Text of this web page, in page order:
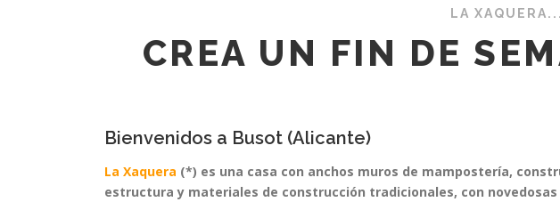
LA
CREA UN FIN DE
Bienvenidos a Busot (Alicante)
La Xaquera (*) es una casa con anchos muros de mampostería,
estructura y materiales de construcción tradicionales, con